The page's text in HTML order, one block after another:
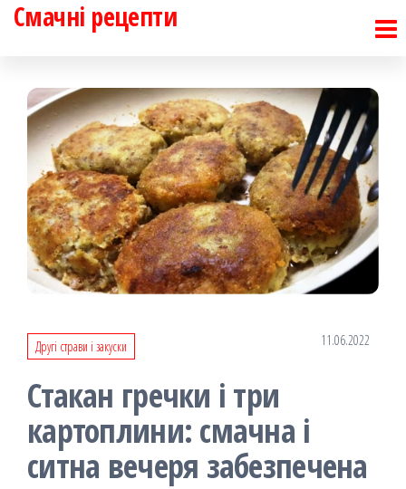
Перейти
Смачні рецепти
Другі страви і закуски 11.06.2022
Стакан гречки і три
картоплини: смачна і
ситна вечеря забезпечена